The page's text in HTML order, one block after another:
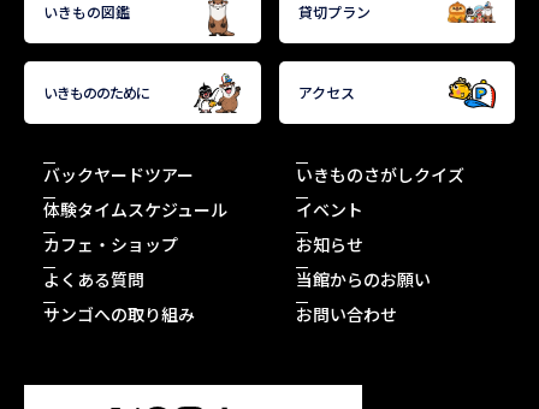
びっくりすると身体を細める姿からとっても臆
病な性格と思いきや、ご飯のときは手に乗るほ
ど、食いしん坊な性格も持っています！
飼育スタッフより
肉食なのでネズミとヒヨコを食べています。大
好物はネズミの尻尾！当館の個体は、ヒヨコは
いきもの図鑑 貸切プラン
いきもののために アクセス
バックヤードツアー
いきものさがしクイズ
体験タイムスケジュール
イベント
カフェ・ショップ
お知らせ
よくある質問
当館からのお願い
サンゴへの取り組み
お問い合わせ